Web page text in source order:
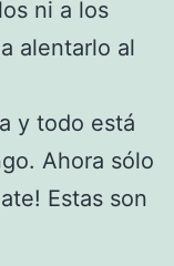
ni a los
alentarlo al
y todo está
Ahora sólo
Estas son